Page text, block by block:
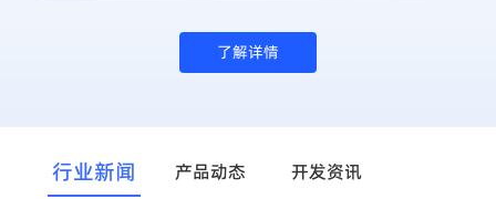
了解详情
行业新闻 产品动态 开发资讯